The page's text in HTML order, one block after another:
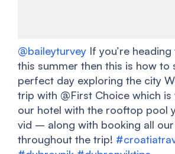
@baileyturvey If you’re
this summer then this is how to
perfect day exploring the city
trip with @First Choice which
our hotel with the rooftop pool
vid – along with booking all
throughout the trip!